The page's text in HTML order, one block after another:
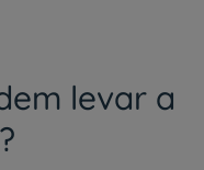
levar a